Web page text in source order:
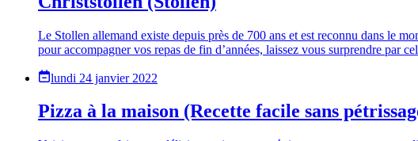
Le Stollen allemand existe depuis près de 700 ans et est reconnu dans le
pour accompagner vos repas de fin d’années, laissez vous surprendre par
lundi 24 janvier 2022
Pizza à la maison (Recette facile sans